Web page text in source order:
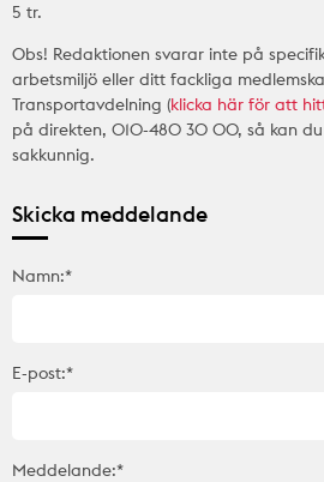
5 tr.
Obs! Redaktionen svarar inte på
arbetsmiljö eller ditt fackliga
Transportavdelning (klicka här för att
på direkten, 010-480 30 00, så kan
sakkunnig.
Skicka meddelande
Namn:*
E-post:*
Meddelande:*